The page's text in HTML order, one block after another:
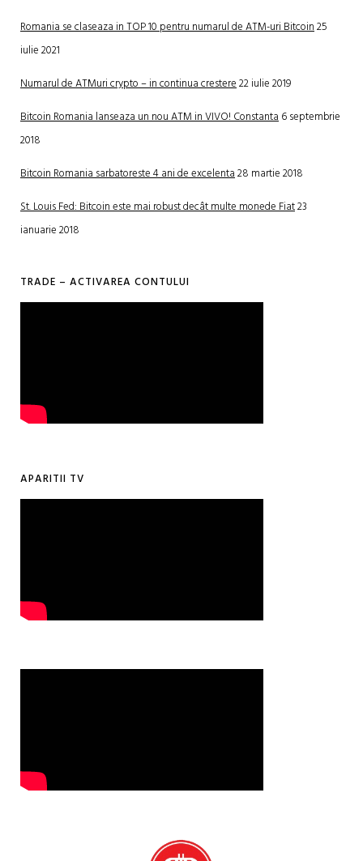
Romania se claseaza in TOP 10 pentru numarul de ATM-uri Bitcoin25
iulie 2021
Numarul de ATMuri crypto – in continua crestere22 iulie 2019
Bitcoin Romania lanseaza un nou ATM in VIVO! Constanta6 septembrie
2018
Bitcoin Romania sarbatoreste 4 ani de excelenta28 martie 2018
St. Louis Fed: Bitcoin este mai robust decât multe monede Fiat23
ianuarie 2018
TRADE – ACTIVAREA CONTULUI
APARITII TV